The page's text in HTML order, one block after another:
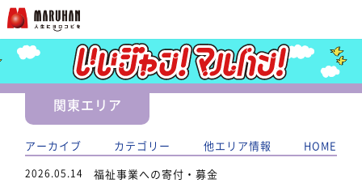
関東エリア
アーカイブ カテゴリー 他エリア情報 HOME
2026.05.14 福祉事業への寄付・募金